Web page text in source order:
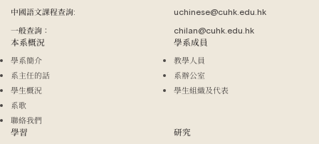
中國語文課程查詢:
uchinese@cuhk.edu.hk
一般查詢：
chilan@cuhk.edu.hk
本系概況
學系簡介
系主任的話
學生概況
系歌
聯絡我們
學系成員
教學人員
系辦公室
學生組織及代表
學習 研究